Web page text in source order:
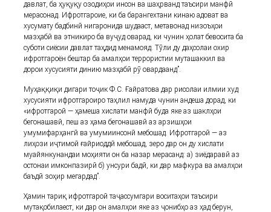
давлат, ба ҳуқуқу озодиҳои инсон ва шаҳрванд таъсири манфӣ
мерасонад. Ифротгароие, ки ба барангехтани кинаю адоват ва
хусумату бадбинӣ нигаронида шудааст, метавонад низоъҳои
мазҳабӣ ва этникиро ба вуҷуд оварад, ки чунин ҳолат бевосита ба
суботи сиёсии давлат таҳдид менамояд. Тӯли ду даҳсолаи охир
ифротгароён бештар ба амалҳои террористии муташаккил ва
дорои хусусияти динию мазҳабӣ рӯ овардаанд”.
Муҳаққиқи дигари тоҷик Ф.С. Ғайратова дар рисолаи илмии худ
хусусияти ифротгароиро таҳлил намуда чунин андеша дорад, ки
«ифротгароӣ — ҳамеша хислати манфӣ буда яке аз шаклҳои
бегонашавӣ, пеш аз ҳама бегонашавӣ аз арзишҳои
умумифарҳангӣ ва умумиинсонӣ мебошад. Ифротгароӣ — аз
лиҳози иҷтимоӣ ғайриоддӣ мебошад, зеро дар он ду хислати
муайянкунандаи моҳияти он ба назар мерасанд: а) зиёдаравӣ аз
остонаи имконпазирӣ б) унсури бадӣ, ки дар мафкура ва амалҳои
баъдӣ зоҳир мегардад”.
Ҳамин тариқ ифротгароӣ таҷассумгари воситаҳои таъсири
мутақобилаест, ки дар он амалҳои яке аз ҷонибҳо аз ҳад берун,